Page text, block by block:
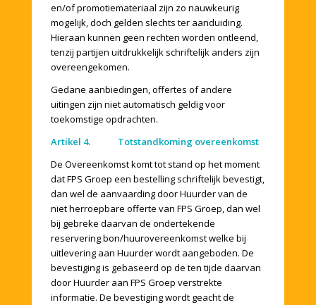
en/of promotiemateriaal zijn zo nauwkeurig
mogelijk, doch gelden slechts ter aanduiding.
Hieraan kunnen geen rechten worden ontleend,
tenzij partijen uitdrukkelijk schriftelijk anders zijn
overeengekomen.
Gedane aanbiedingen, offertes of andere
uitingen zijn niet automatisch geldig voor
toekomstige opdrachten.
Artikel 4. Totstandkoming overeenkomst
De Overeenkomst komt tot stand op het moment
dat FPS Groep een bestelling schriftelijk bevestigt,
dan wel de aanvaarding door Huurder van de
niet herroepbare offerte van FPS Groep, dan wel
bij gebreke daarvan de ondertekende
reservering bon/huurovereenkomst welke bij
uitlevering aan Huurder wordt aangeboden. De
bevestiging is gebaseerd op de ten tijde daarvan
door Huurder aan FPS Groep verstrekte
informatie. De bevestiging wordt geacht de